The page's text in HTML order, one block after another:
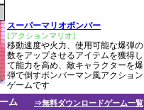
スーパーマリオボンバー
[アクションマリオ]
移動速度や火力、使用可能な爆弾の
数をアップさせるアイテムを獲得し
て能力を高め、敵キャラクターを爆
弾で倒すボンバーマン風アクション
ゲームです
⇒無料ダウンロードゲーム一覧
ム